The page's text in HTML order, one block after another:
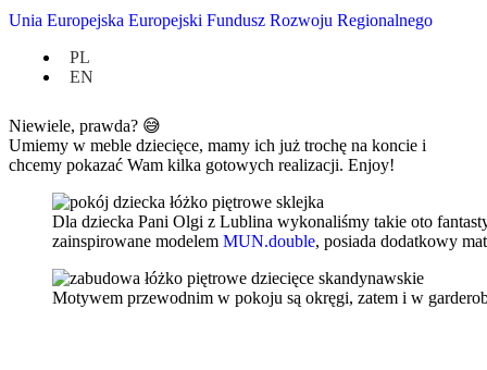
Unia Europejska Europejski Fundusz Rozwoju Regionalnego
PL
EN
szybko rosną
bezpieczne – bez ostrych kantów i spełniające surowe normy, aby
nie częstowały wrażliwego organizmu toksycznym
formaldehydem…
Niewiele, prawda? 😅
Umiemy w meble dziecięce, mamy ich już trochę na koncie i
chcemy pokazać Wam kilka gotowych realizacji. Enjoy!
Dla dziecka Pani Olgi z Lublina wykonaliśmy takie oto
zainspirowane modelem MUN.double, posiada dodatkowy
Motywem przewodnim w pokoju są okręgi, zatem i w